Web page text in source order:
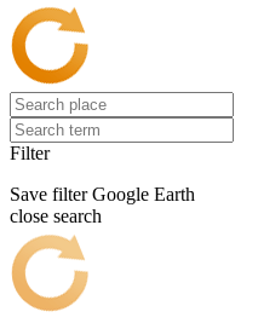
Filter
Save filter Google Earth
close search